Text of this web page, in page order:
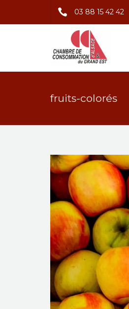
03 88 15 42 42
fruits-colorés